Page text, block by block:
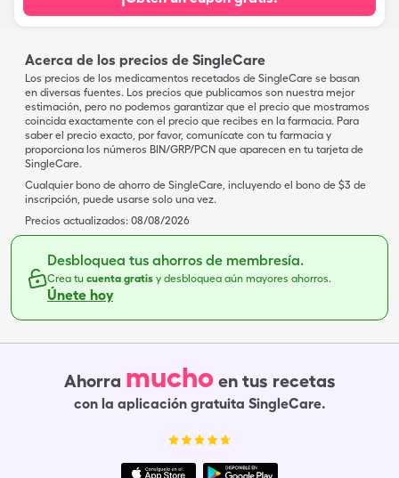
Acerca de los precios de SingleCare
Los precios de los medicamentos recetados de SingleCare se basan
en diversas fuentes. Los precios que publicamos son nuestra mejor
estimación, pero no podemos garantizar que el precio que mostramos
coincida exactamente con el precio que recibes en la farmacia. Para
saber el precio exacto, por favor, comunícate con tu farmacia y
proporciona los números BIN/GRP/PCN que aparecen en tu tarjeta de
SingleCare.
Cualquier bono de ahorro de SingleCare, incluyendo el bono de $3 de
inscripción, puede usarse solo una vez.
Precios actualizados: 08/08/2026
Desbloquea tus ahorros de membresía.
Crea tu cuenta gratis y desbloquea aún mayores ahorros.
Únete hoy
Ahorra mucho en tus recetas
con la aplicación gratuita SingleCare.